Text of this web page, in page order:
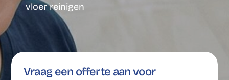
vloer reinigen
Vraag een offerte aan voor